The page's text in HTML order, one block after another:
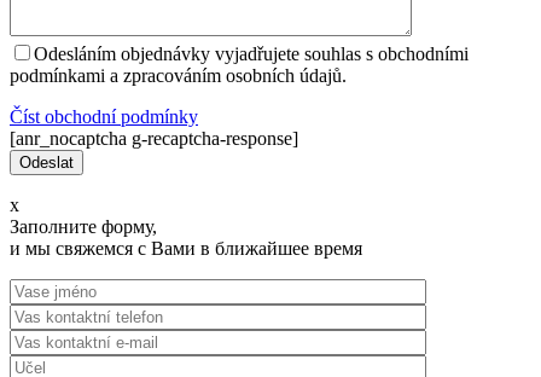
Odesláním objednávky vyjadřujete souhlas s obchodními
podmínkami a zpracováním osobních údajů.
Číst оbchodní podmínky
[anr_nocaptcha g-recaptcha-response]
x
Заполните форму,
и мы свяжемся с Вами в ближайшее время